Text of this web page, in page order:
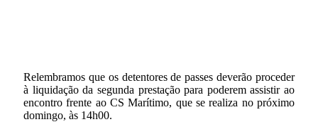
Relembramos que os detentores de passes deverão proceder
à liquidação da segunda prestação para poderem assistir ao
encontro frente ao CS Marítimo, que se realiza no próximo
domingo, às 14h00.